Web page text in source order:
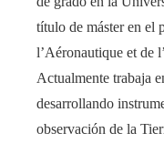
título de máster en el
l’Aéronautique et de
Actualmente trabaja
desarrollando
observación de la